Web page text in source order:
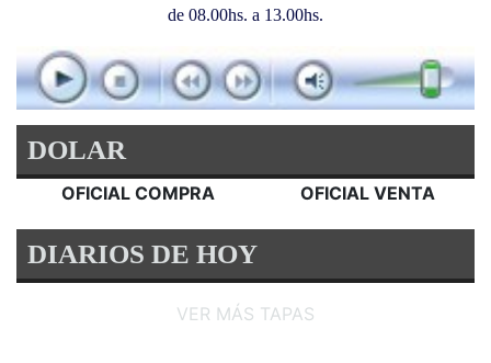
de 08.00hs. a 13.00hs.
DOLAR
OFICIAL COMPRA OFICIAL VENTA
DIARIOS DE HOY
VER MÁS TAPAS